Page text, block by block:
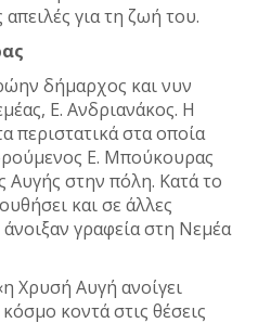
για τη ζωή του.
δήμαρχος και νυν
Ε. Ανδριανάκος. Η
περιστατικά στα οποία
Ε. Μπούκουρας
Αυγής στην πόλη. Κατά το
και σε άλλες
γραφεία στη Νεμέα
Χρυσή Αυγή ανοίγει
κοντά στις θέσεις